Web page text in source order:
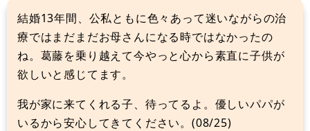
結婚13年間、公私ともに色々あって迷いながらの治
療ではまだまだお母さんになる時ではなかったの
ね。葛藤を乗り越えて今やっと心から素直に子供が
欲しいと感じてます。
我が家に来てくれる子、待ってるよ。優しいパパが
いるから安心してきてください。(08/25)